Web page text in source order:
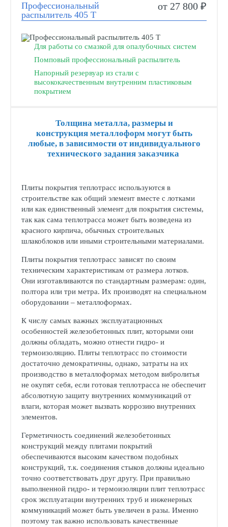
Профессиональный
распылитель 405 Т
от 27 800 ₽
Для работы со смазкой для опалубочных систем
Помповый профессиональный распылитель
Напорный резервуар из стали с
высококачественным внутренним пластиковым
покрытием
Толщина металла, размеры и
конструкция металлоформ могут быть
любые, в зависимости от индивидуального
технического задания заказчика
Плиты покрытия теплотрасс используются в
строительстве как общий элемент вместе с лотками
или как единственный элемент для покрытия системы,
так как сама теплотрасса может быть возведена из
красного кирпича, обычных строительных
шлакоблоков или иными строительными материалами.
Плиты покрытия теплотрасс зависят по своим
техническим характеристикам от размера лотков.
Они изготавливаются по стандартным размерам: один,
полтора или три метра. Их производят на специальном
оборудовании – металлоформах.
К числу самых важных эксплуатационных
особенностей железобетонных плит, которыми они
должны обладать, можно отнести гидро- и
термоизоляцию. Плиты теплотрасс по стоимости
достаточно демократичны, однако, затраты на их
производство в металлоформах методом вибролитья
не окупят себя, если готовая теплотрасса не обеспечит
абсолютную защиту внутренних коммуникаций от
влаги, которая может вызвать коррозию внутренних
элементов.
Герметичность соединений железобетонных
конструкций между плитами покрытий
обеспечиваются высоким качеством подобных
конструкций, т.к. соединения стыков должны идеально
точно соответствовать друг другу. При правильно
выполненной гидро- и термоизоляции плит теплотрасс
срок эксплуатации внутренних труб и инженерных
коммуникаций может быть увеличен в разы. Именно
поэтому так важно использовать качественные